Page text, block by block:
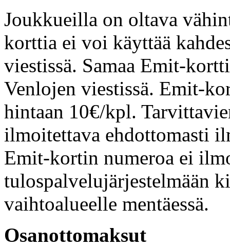
Joukkueilla on oltava
korttia ei voi käyttää
viestissä. Samaa Emit-
Venlojen viestissä. Emit-
hintaan 10€/kpl.
ilmoitettava ehdottomasti
Emit-kortin numeroa ei
tulospalvelujärjestelmään
vaihtoalueelle mentäessä.
Osanottomaksut